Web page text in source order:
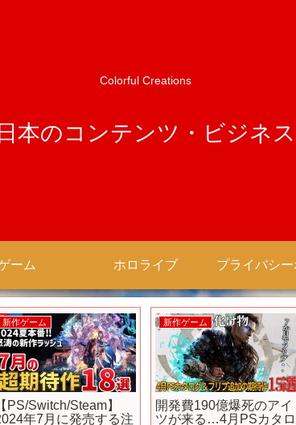
Colorful Creations
日本のコンテンツ・ビジネス
ーム ホロライブ
新作ゲーム
【PS/Switch/Steam】
年7月に発売する注
新作ゲーム
開発費190億爆死のアイ
ツが来る…4月PSカタロ